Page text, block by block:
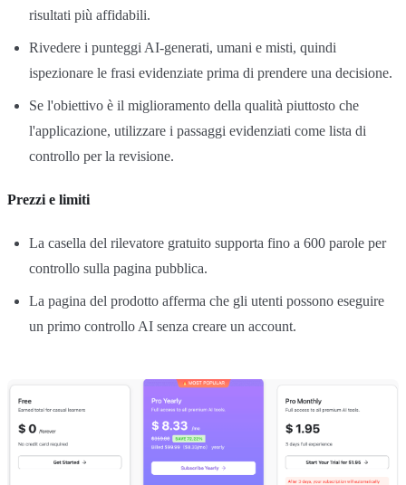
risultati più affidabili.
Rivedere i punteggi AI-generati, umani e misti, quindi
ispezionare le frasi evidenziate prima di prendere una decisione.
Se l'obiettivo è il miglioramento della qualità piuttosto che
l'applicazione, utilizzare i passaggi evidenziati come lista di
controllo per la revisione.
Prezzi e limiti
La casella del rilevatore gratuito supporta fino a 600 parole per
controllo sulla pagina pubblica.
La pagina del prodotto afferma che gli utenti possono eseguire
un primo controllo AI senza creare un account.